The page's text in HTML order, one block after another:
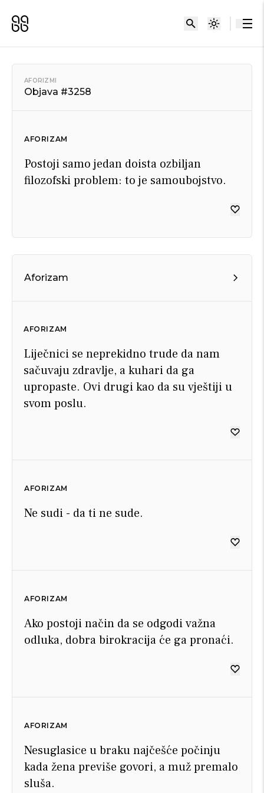
AFORIZMI
Objava #3258
AFORIZAM
Postoji samo jedan doista ozbiljan
filozofski problem: to je samoubojstvo.
Aforizam
AFORIZAM
Liječnici se neprekidno trude da nam
sačuvaju zdravlje, a kuhari da ga
upropaste. Ovi drugi kao da su vještiji u
svom poslu.
AFORIZAM
Ne sudi - da ti ne sude.
AFORIZAM
Ako postoji način da se odgodi važna
odluka, dobra birokracija će ga pronaći.
AFORIZAM
Nesuglasice u braku najčešće počinju
kada žena previše govori, a muž premalo
sluša.